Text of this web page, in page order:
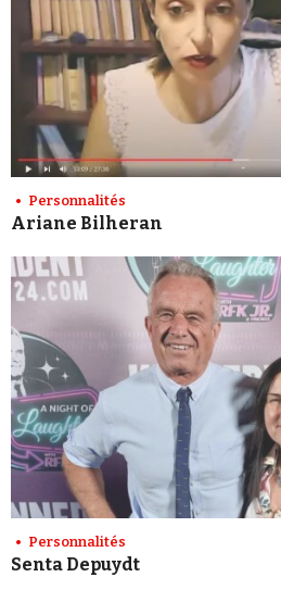
Personnalités
Ariane Bilheran
Personnalités
Senta Depuydt